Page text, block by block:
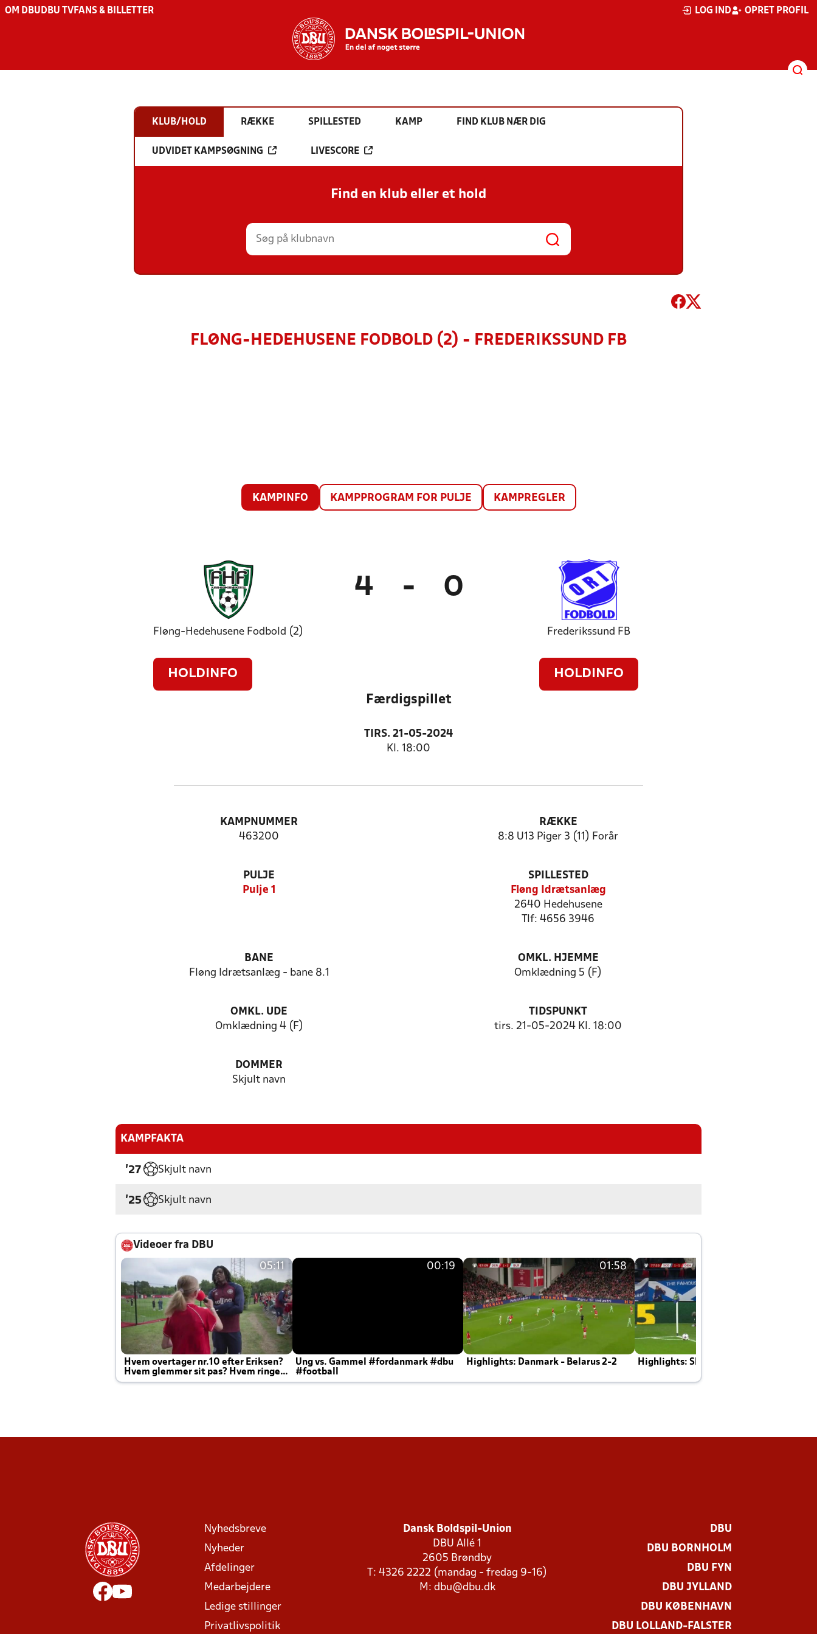
OM DBU DBU TV FANS & BILLETTER LOG IND OPRET PROFIL
KLUB/HOLD RÆKKE SPILLESTED KAMP FIND KLUB NÆR DIG
UDVIDET KAMPSØGNING LIVESCORE
Find en klub eller et hold
FLØNG-HEDEHUSENE FODBOLD (2) - FREDERIKSSUND FB
KAMPINFO KAMPPROGRAM FOR PULJE KAMPREGLER
Fløng-Hedehusene Fodbold (2)
HOLDINFO
4 - 0
Frederikssund FB
HOLDINFO
Færdigspillet
TIRS. 21-05-2024
Kl. 18:00
KAMPNUMMER
463200
RÆKKE
8:8 U13 Piger 3 (11) Forår
PULJE
Pulje 1
SPILLESTED
Fløng Idrætsanlæg
2640 Hedehusene
Tlf: 4656 3946
BANE
Fløng Idrætsanlæg - bane 8.1
OMKL. HJEMME
Omklædning 5 (F)
OMKL. UDE
Omklædning 4 (F)
TIDSPUNKT
tirs. 21-05-2024 Kl. 18:00
DOMMER
Skjult navn
KAMPFAKTA
'27 Skjult navn
'25 Skjult navn
Videoer fra DBU
05:11
Hvem overtager nr.10 efter Eriksen?
Hvem glemmer sit pas? Hvem ringer
Joachim altid til efter kampe?
00:19
Ung vs. Gammel #fordanmark #dbu
#football
01:58
Highlights: Danmark - Belarus 2-2 Highlights: Skotland - Danmark 4-2
Nyhedsbreve
Nyheder
Afdelinger
Medarbejdere
Ledige stillinger
Privatlivspolitik
Dansk Boldspil-Union
DBU Allé 1
2605 Brøndby
T: 4326 2222 (mandag - fredag 9-16)
M: dbu@dbu.dk
DBU
DBU BORNHOLM
DBU FYN
DBU JYLLAND
DBU KØBENHAVN
DBU LOLLAND-FALSTER